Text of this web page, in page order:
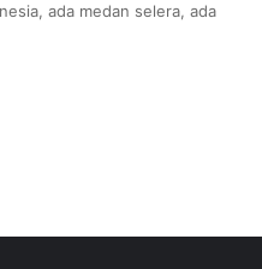
ada medan selera, ada